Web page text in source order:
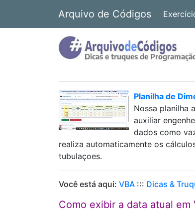
Arquivo de Códigos
Planilha de
Nossa planilha
auxiliar
dados como
realiza automaticamente os
tubulaçoes.
Você está aqui: VBA ::: Dicas &
Como exibir a data atual